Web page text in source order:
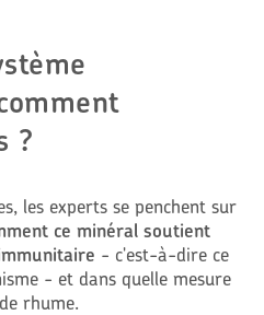
?
les experts se penchent sur
ce minéral soutient
- c'est-à-dire ce
- et dans quelle mesure
rhume.